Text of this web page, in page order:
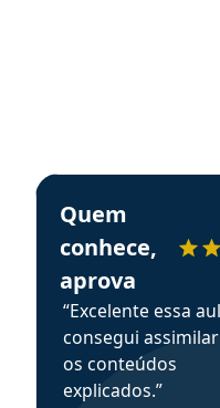
em depoimento
Estudante Sergio
Quem
conhece,
aprova
“Excelente essa
consegui
os conteúdos
explicados.”